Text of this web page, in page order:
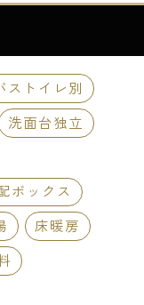
ストイレ別
洗面台独立
ボックス
床暖房